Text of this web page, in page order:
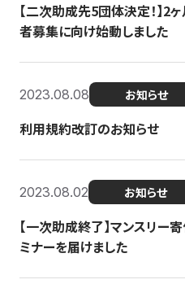
【二次助成先5団体決定！】2
者募集に向け始動しました
2023.08.08 お知らせ
利用規約改訂のお知らせ
2023.08.02 お知らせ
【一次助成終了】マンスリ
ミナーを届けました